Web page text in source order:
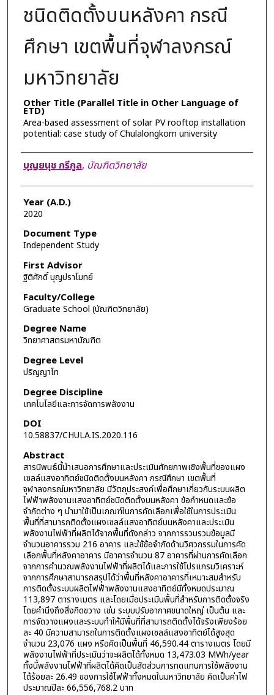
ชนิดติดตั้งบนหลังคา กรณี
ศึกษา เขตพื้นที่จุฬาลงกรณ์
มหาวิทยาลัย
Other Title (Parallel Title in Other Language of
ETD)
Area-based assessment of solar PV rooftop installation
potential: case study of Chulalongkorn university
Author
บุญยนุช กรีกูล, บัณฑิตวิทยาลัย
Year (A.D.)
2020
Document Type
Independent Study
First Advisor
ฐิติศักดิ์ บุญปราโมทย์
Faculty/College
Graduate School (บัณฑิตวิทยาลัย)
Degree Name
วิทยาศาสตรมหาบัณฑิต
Degree Level
ปริญญาโท
Degree Discipline
เทคโนโลยีและการจัดการพลังงาน
DOI
10.58837/CHULA.IS.2020.116
Abstract
สารนิพนธ์นี้นำเสนอการศึกษาและประเมินศักยภาพเชิงพื้นที่ของแผง
เซลล์แสงอาทิตย์ชนิดติดตั้งบนหลังคา กรณีศึกษา เขตพื้นที่
จุฬาลงกรณ์มหาวิทยาลัย มีวัตถุประสงค์เพื่อศึกษาเกี่ยวกับระบบผลิต
ไฟฟ้าพลังงานแสงอาทิตย์ชนิดติดตั้งบนหลังคา ข้อกำหนดและข้อ
จำกัดต่าง ๆ นำมาใช้เป็นเกณฑ์ในการคัดเลือกเพื่อใช้ในการประเมิน
พื้นที่ที่สามารถติดตั้งแผงเซลล์แสงอาทิตย์บนหลังคาและประเมิน
พลังงานไฟฟ้าที่ผลิตได้จากพื้นที่ดังกล่าว จากการรวบรวมข้อมูลมี
จำนวนอาคารรวม 216 อาคาร และใช้ข้อจำกัดด้านวิศวกรรมในการคัด
เลือกพื้นที่หลังคาอาคาร มีอาคารจำนวน 87 อาคารที่ผ่านการคัดเลือก
จากการคำนวณพลังงานไฟฟ้าที่ผลิตได้และการใช้โปรแกรมวิเคราะห์
จากการศึกษาสามารถสรุปได้ว่าพื้นที่หลังคาอาคารที่เหมาะสมสำหรับ
การติดตั้งระบบผลิตไฟฟ้าพลังงานแสงอาทิตย์มีทั้งหมดประมาณ
113,897 ตารางเมตร และโดยเมื่อประเมินพื้นที่สำหรับการติดตั้งจริง
โดยคำนึงถึงสิ่งกีดขวาง เช่น ระบบปรับอากาศขนาดใหญ่ เป็นต้น และ
การจัดวางแผงและระบบทำให้มีพื้นที่ที่สามารถติดตั้งได้จริงเพียงร้อย
ละ 40 มีความสามารถในการติดตั้งแผงเซลล์แสงอาทิตย์ได้สูงสุด
จำนวน 23,076 แผง หรือคิดเป็นพื้นที่ 46,590.44 ตารางเมตร โดยมี
พลังงานไฟฟ้าที่ประเมินว่าจะผลิตได้ทั้งหมด 13,473.03 MWh/year
ทั้งนี้พลังงานไฟฟ้าที่ผลิตได้คิดเป็นสัดส่วนการทดแทนการใช้พลังงาน
ได้ร้อยละ 26.49 ของการใช้ไฟฟ้าทั้งหมดในมหาวิทยาลัย คิดเป็นค่าไฟ
ประมาณปีละ 66,556,768.2 บาท